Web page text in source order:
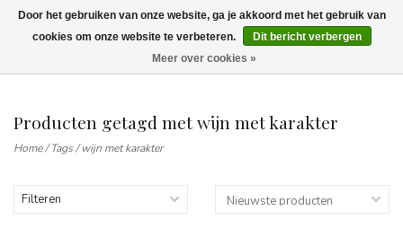
Wij leveren tot aan uw deur. Afhalen is mogelijk.
Producten getagd met wijn met karakter
Home/Tags/wijn met karakter
Filteren
Door het gebruiken van onze website, ga je akkoord met het gebruik van
cookies om onze website te verbeteren.
Dit bericht verbergen
Meer over cookies »